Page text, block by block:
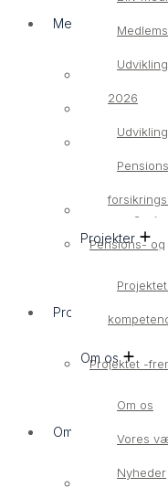
2026
Projekter
Om os
Om os
Vores
Nyheder
Medlemskab
Bliv medlem
Pensions- og
Projekter
Projektet -
Om os
Om os